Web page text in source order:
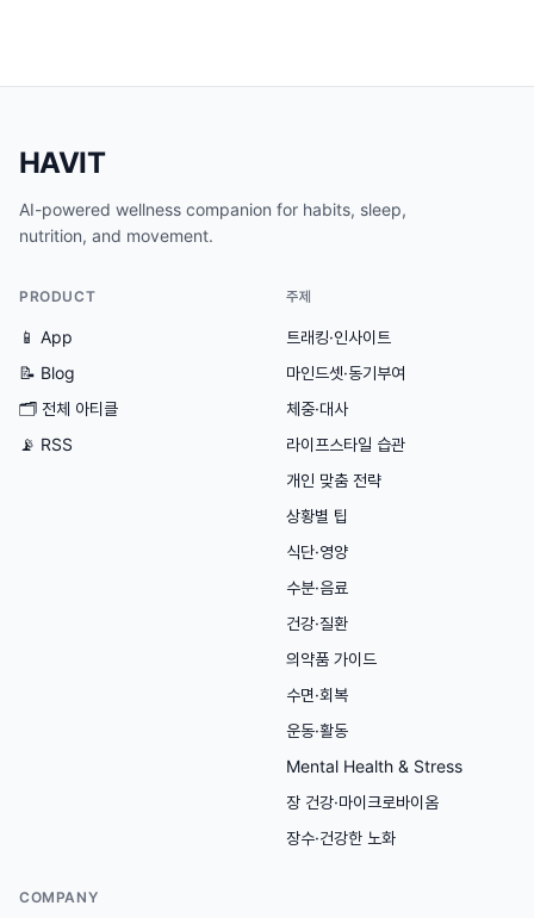
HAVIT
AI-powered wellness companion for habits, sleep,
nutrition, and movement.
PRODUCT
📱 App
📝 Blog
🗂 전체 아티클
📡 RSS
주제
트래킹·인사이트
마인드셋·동기부여
체중·대사
라이프스타일 습관
개인 맞춤 전략
상황별 팁
식단·영양
수분·음료
건강·질환
의약품 가이드
수면·회복
운동·활동
Mental Health & Stress
장 건강·마이크로바이옴
장수·건강한 노화
COMPANY